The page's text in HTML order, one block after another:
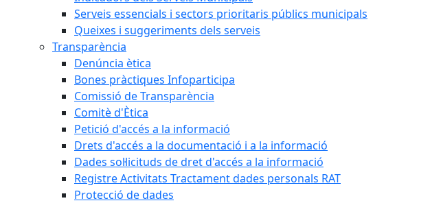
Serveis essencials i sectors prioritaris públics municipals
Queixes i suggeriments dels serveis
Transparència
Denúncia ètica
Bones pràctiques Infoparticipa
Comissió de Transparència
Comitè d'Ètica
Petició d'accés a la informació
Drets d'accés a la documentació i a la informació
Dades sol·licituds de dret d'accés a la informació
Registre Activitats Tractament dades personals RAT
Protecció de dades